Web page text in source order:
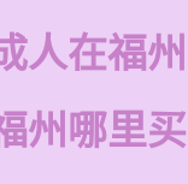
人在福
州哪里